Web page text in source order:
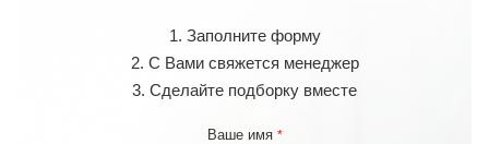
1. Заполните форму
2. С Вами свяжется менеджер
3. Сделайте подборку вместе
Ваше имя *